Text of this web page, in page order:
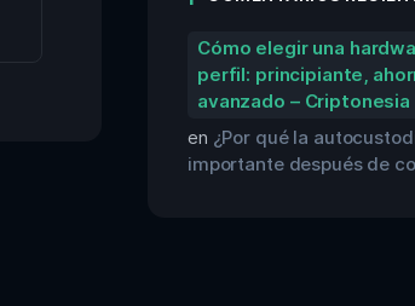
Cómo elegir una
perfil: principiante,
avanzado – Criptonesia
en ¿Por qué la
importante después de